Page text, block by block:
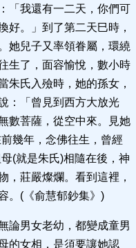
「我還有一二天，你們可
好。」到了第二天巳時，
她兒子又率領眷屬，環繞
生了，面容愉悅，數小時
朱氏入殮時，她的孫女，
：「曾見到西方大放光
數菩薩，從空中來。見她
幾年，念佛往生，曾經
(就是朱氏)相隨在後，神
，莊嚴燦爛。看到這裡，
。(《俞慧郁鈔集》)
論男女老幼，都變成童男
的女相，是須要讓她認